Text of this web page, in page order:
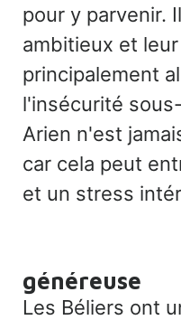
pour y parvenir.
ambitieux et
principalement
l'insécurité
Arien n'est
car cela peut
et un stress
généreuse
Les Béliers ont